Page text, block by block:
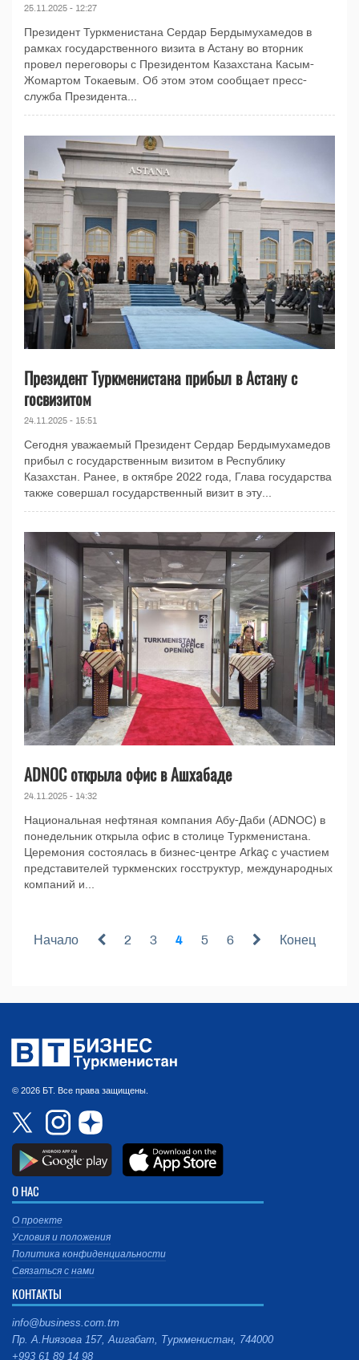
25.11.2025 - 12:27
Президент Туркменистана Сердар Бердымухамедов в
рамках государственного визита в Астану во вторник
провел переговоры с Президентом Казахстана Касым-
Жомартом Токаевым. Об этом этом сообщает пресс-
служба Президента...
Президент Туркменистана прибыл в Астану с
госвизитом
24.11.2025 - 15:51
Сегодня уважаемый Президент Сердар Бердымухамедов
прибыл с государственным визитом в Республику
Казахстан. Ранее, в октябре 2022 года, Глава государства
также совершал государственный визит в эту...
ADNOC открыла офис в Ашхабаде
24.11.2025 - 14:32
Национальная нефтяная компания Абу-Даби (ADNOC) в
понедельник открыла офис в столице Туркменистана.
Церемония состоялась в бизнес-центре Arkaç с участием
представителей туркменских госструктур, международных
компаний и...
Начало 2 3 4 5 6 Конец
© 2026 БТ. Все права защищены.
О НАС
О проекте
Условия и положения
Политика конфиденциальности
Связаться с нами
КОНТАКТЫ
info@business.com.tm
Пр. А.Ниязова 157, Ашгабат, Туркменистан, 744000
+993 61 89 14 98